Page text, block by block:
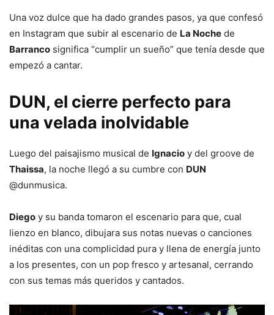
Una voz dulce que ha dado grandes pasos, ya que confesó
en Instagram que subir al escenario de La Noche de
Barranco significa “cumplir un sueño” que tenía desde que
empezó a cantar.
DUN, el cierre perfecto para
una velada inolvidable
Luego del paisajismo musical de Ignacio y del groove de
Thaissa, la noche llegó a su cumbre con DUN
@dunmusica.
Diego y su banda tomaron el escenario para que, cual
lienzo en blanco, dibujara sus notas nuevas o canciones
inéditas con una complicidad pura y llena de energía junto
a los presentes, con un pop fresco y artesanal, cerrando
con sus temas más queridos y cantados.